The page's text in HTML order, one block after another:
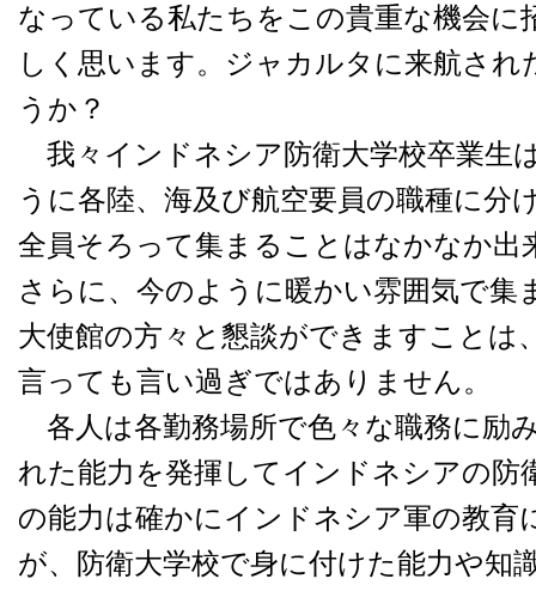
なっている私たちをこの貴重な機会に
しく思います。ジャカルタに来航さ
うか？
我々インドネシア防衛大学校卒業生
うに各陸、海及び航空要員の職種に分
全員そろって集まることはなかなか出
さらに、今のように暖かい雰囲気で集
大使館の方々と懇談ができますことは
言っても言い過ぎではありません。
各人は各勤務場所で色々な職務に励
れた能力を発揮してインドネシアの防
の能力は確かにインドネシア軍の教育
が、防衛大学校で身に付けた能力や知